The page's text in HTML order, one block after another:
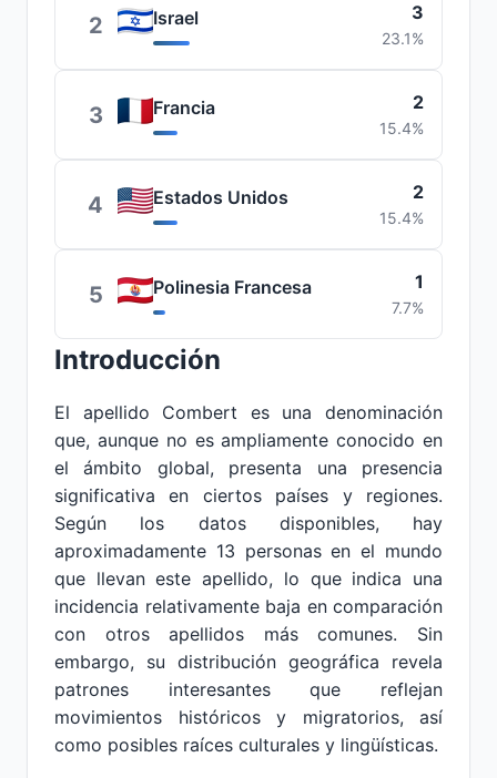
2 Israel 3
23.1%
3 Francia 2
15.4%
4 Estados Unidos 2
15.4%
5 Polinesia Francesa 1
7.7%
Introducción
El apellido Combert es una denominación
que, aunque no es ampliamente conocido en
el ámbito global, presenta una presencia
significativa en ciertos países y regiones.
Según los datos disponibles, hay
aproximadamente 13 personas en el mundo
que llevan este apellido, lo que indica una
incidencia relativamente baja en comparación
con otros apellidos más comunes. Sin
embargo, su distribución geográfica revela
patrones interesantes que reflejan
movimientos históricos y migratorios, así
como posibles raíces culturales y lingüísticas.